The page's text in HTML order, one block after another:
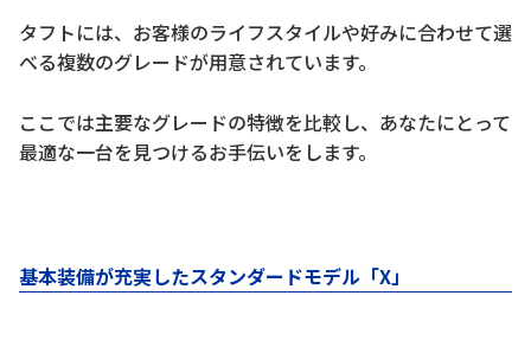
タフトには、お客様のライフスタイルや好みに合わせて選
べる複数のグレードが用意されています。
ここでは主要なグレードの特徴を比較し、あなたにとって
最適な一台を見つけるお手伝いをします。
基本装備が充実したスタンダードモデル「X」